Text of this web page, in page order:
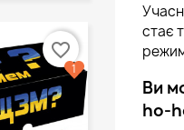
favorite_border
1
стає
Ви
ho-